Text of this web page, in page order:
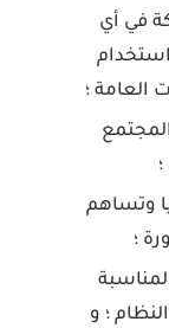
في أي
العامة ؛
وتساهم
؛
؛ و